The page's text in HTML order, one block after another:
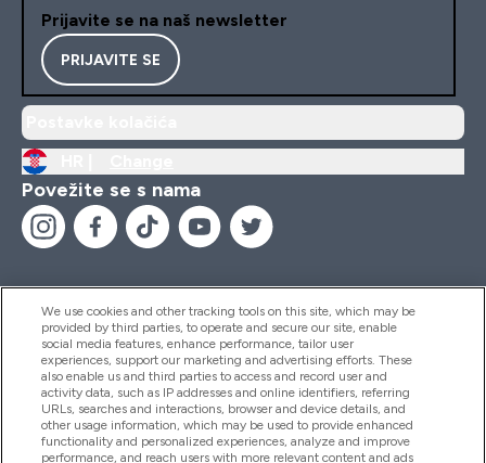
Prijavite se na naš newsletter
PRIJAVITE SE
Povežite se s nama
Pomoć I Informacije
Proizvodi
We use cookies and other tracking tools on this site, which may be
provided by third parties, to operate and secure our site, enable
social media features, enhance performance, tailor user
experiences, support our marketing and advertising efforts. These
also enable us and third parties to access and record user and
activity data, such as IP addresses and online identifiers, referring
URLs, searches and interactions, browser and device details, and
other usage information, which may be used to provide enhanced
functionality and personalized experiences, analyze and improve
performance, and reach users with more relevant content and ads